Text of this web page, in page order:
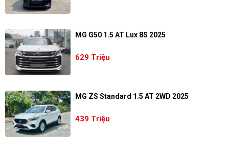
MG G50 1.5 AT Lux 8S 2025
629 Triệu
MG ZS Standard 1.5 AT 2WD 2025
439 Triệu